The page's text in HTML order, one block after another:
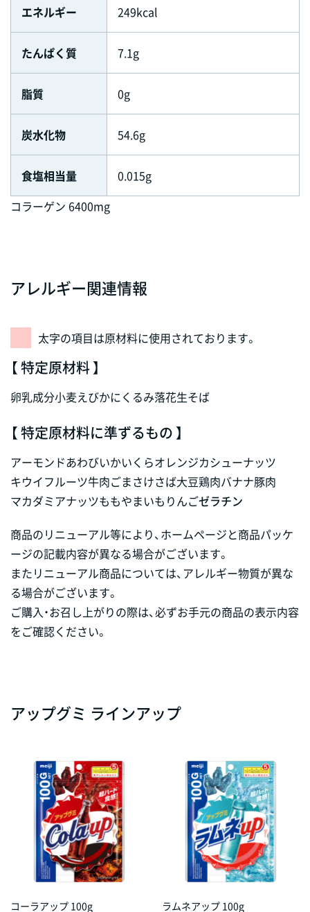
エネルギー 249kcal
たんぱく質 7.1g
脂質 0g
炭水化物 54.6g
食塩相当量
0.015g
コラーゲン 6400mg
アレルギー関連情報
太字の項目は原材料に使用されております。
【 特定原材料 】
卵乳成分小麦えびかにくるみ落花生そば
【 特定原材料に準ずるもの 】
アーモンドあわびいかいくらオレンジカシューナッツ
キウイフルーツ牛肉ごまさけさば大豆鶏肉バナナ豚肉
マカダミアナッツももやまいも りんごゼラチン
商品のリニューアル等により、ホームページと商品パッケ
ージの記載内容が異なる場合がございます。
またリニューアル商品については、アレルギー物質が異な
る場合がございます。
ご購入・お召し上がりの際は、必ずお手元の商品の表示内容
をご確認ください。
アップグミ ラインアップ
コーラアップ 100g ラムネアップ 100g